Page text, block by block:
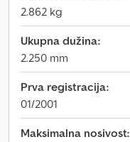
2.862 kg
Ukupna dužina:
2.250 mm
Prva registracija:
01/2001
Maksimalna nosivost: